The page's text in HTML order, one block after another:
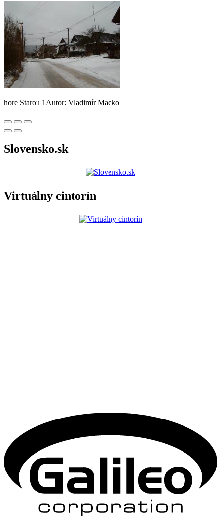
hore Starou 1Autor: Vladimír Macko
Slovensko.sk
Virtuálny cintorín